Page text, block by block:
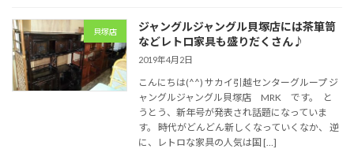
貝塚店
ジャングルジャングル貝塚店には茶箪笥
などレトロ家具も盛りだくさん♪
2019年4月2日
こんにちは(^^) サカイ引越センターグループ ジ
ャングルジャングル貝塚店 MRK です。 と
うとう、新年号が発表され話題になっていま
す。 時代がどんどん新しくなっていくなか、 逆
に、レトロな家具の人気は国 […]